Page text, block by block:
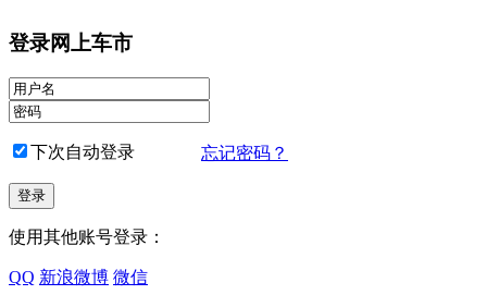
登录网上车市
下次自动登录 忘记密码？
使用其他账号登录：
QQ 新浪微博 微信